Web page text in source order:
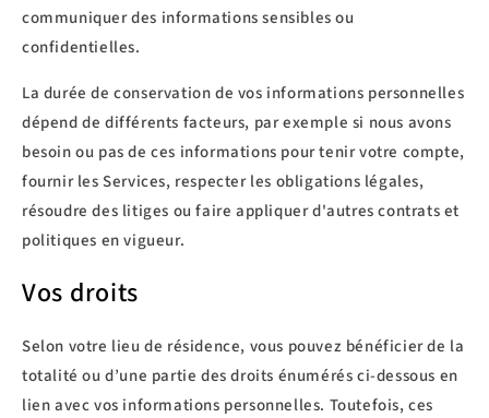
communiquer des informations sensibles ou
confidentielles.
La durée de conservation de vos informations personnelles
dépend de différents facteurs, par exemple si nous avons
besoin ou pas de ces informations pour tenir votre compte,
fournir les Services, respecter les obligations légales,
résoudre des litiges ou faire appliquer d'autres contrats et
politiques en vigueur.
Vos droits
Selon votre lieu de résidence, vous pouvez bénéficier de la
totalité ou d’une partie des droits énumérés ci-dessous en
lien avec vos informations personnelles. Toutefois, ces